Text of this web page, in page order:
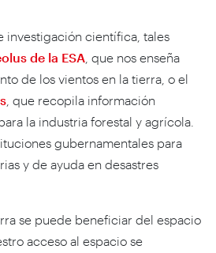
investigación científica, tales
de la ESA , que nos enseña
de los vientos en la tierra, o el
, que recopila información
la industria forestal y agrícola.
gubernamentales para
y de ayuda en desastres
se puede beneficiar del espacio
acceso al espacio se